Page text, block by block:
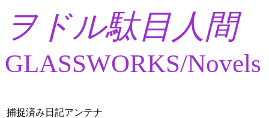
ヲドル駄目人間
GLASSWORKS/Novels
捕捉済み日記アンテナ